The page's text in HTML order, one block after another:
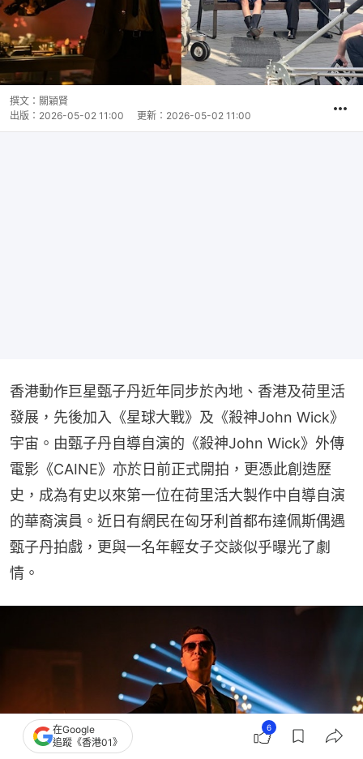
撰文： 關穎賢
出版： 2026-05-02 11:00 更新： 2026-05-02 11:00
香港動作巨星甄子丹近年同步於內地、香港及荷里活
發展，先後加入《星球大戰》及《殺神John Wick》
宇宙。由甄子丹自導自演的《殺神John Wick》外傳
電影《CAINE》亦於日前正式開拍，更憑此創造歷
史，成為有史以來第一位在荷里活大製作中自導自演
的華裔演員。近日有網民在匈牙利首都布達佩斯偶遇
甄子丹拍戲，更與一名年輕女子交談似乎曝光了劇
情。
在Google
追蹤《香港01》
6